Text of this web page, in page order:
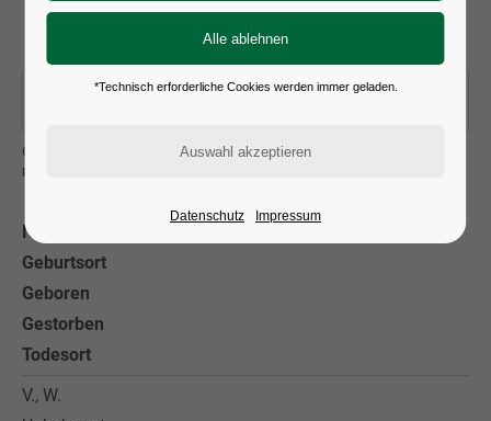
Alle Ergebnisse anzeigen
Geben Sie den Nachnamen des Künstlers ein und bestätigen Sie
mit »Enter«
Name
Geburtsort
Geboren
Gestorben
Todesort
V., W.
*Technisch erforderliche Cookies werden immer geladen.
Datenschutz Impressum